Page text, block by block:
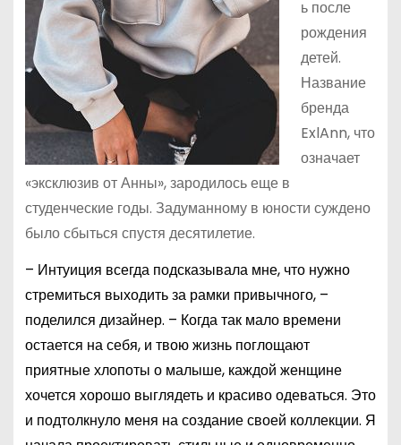
ь после
рождения
детей.
Название
бренда
ExlAnn, что
означает
«эксклюзив от Анны», зародилось еще в
студенческие годы. Задуманному в юности суждено
было сбыться спустя десятилетие.
– Интуиция всегда подсказывала мне, что нужно
стремиться выходить за рамки привычного, –
поделился дизайнер. – Когда так мало времени
остается на себя, и твою жизнь поглощают
приятные хлопоты о малыше, каждой женщине
хочется хорошо выглядеть и красиво одеваться. Это
и подтолкнуло меня на создание своей коллекции. Я